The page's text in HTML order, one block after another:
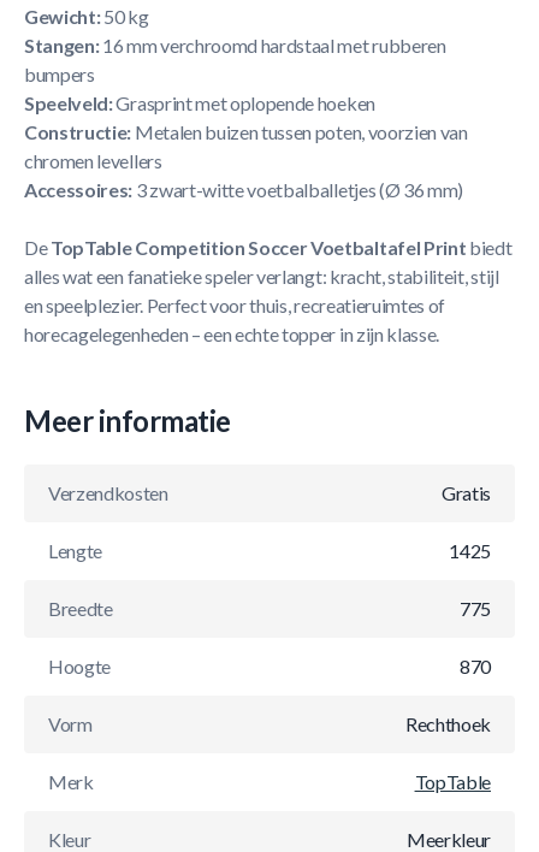
Gewicht:50 kg
Stangen:16 mm verchroomd hardstaal met rubberen
bumpers
Speelveld:Grasprint met oplopende hoeken
Constructie: Metalen buizen tussen poten, voorzien van
chromen levellers
Accessoires: 3 zwart-witte voetbalballetjes (Ø 36 mm)
DeTopTable Competition Soccer Voetbaltafel Print biedt
alles wat een fanatieke speler verlangt: kracht, stabiliteit, stijl
en speelplezier. Perfect voor thuis, recreatieruimtes of
horecagelegenheden – een echte topper in zijn klasse.
Meer informatie
Verzendkosten Gratis
Lengte 1425
Breedte 775
Hoogte 870
Vorm Rechthoek
Merk TopTable
Kleur Meerkleur